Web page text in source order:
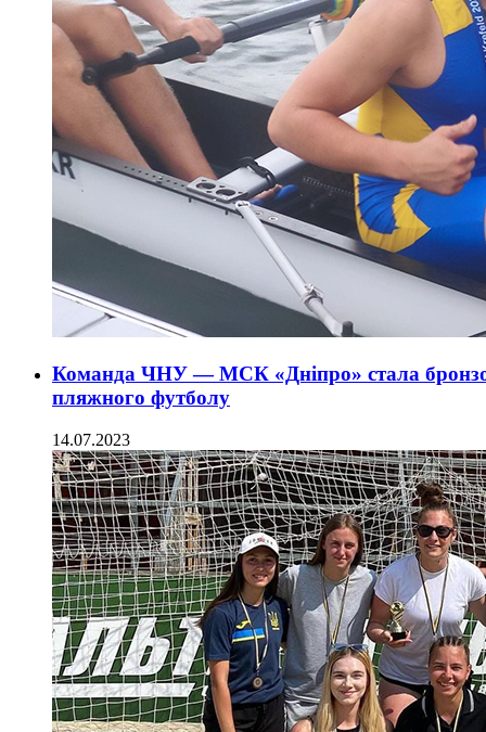
Команда ЧНУ — МСК «Дніпро» стала
пляжного футболу
14.07.2023